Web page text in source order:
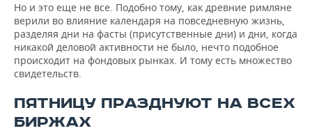
Но и это еще не все. Подобно тому, как древние римляне
верили во влияние календаря на повседневную жизнь,
разделяя дни на фасты (присутственные дни) и дни, когда
никакой деловой активности не было, нечто подобное
происходит на фондовых рынках. И тому есть множество
свидетельств.
ПЯТНИЦУ ПРАЗДНУЮТ НА ВСЕХ
БИРЖАХ